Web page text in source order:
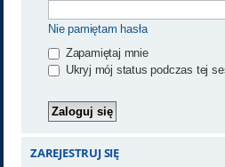
Nie pamiętam hasła
Zapamiętaj mnie
Ukryj mój status podczas tej
ZAREJESTRUJ SIĘ